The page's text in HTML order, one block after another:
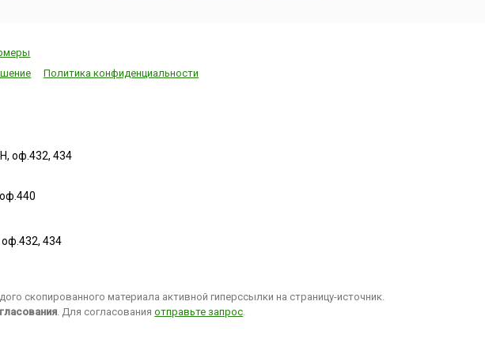
Политика конфиденциальности
оф.432, 434
оф.432, 434
скопированного материала активной гиперссылки на страницу-источник.
. Для согласованияотправьте запрос.